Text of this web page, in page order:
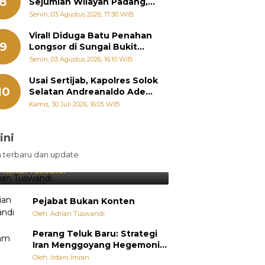
Fadly Amran Perintahkan
Senin, 03 Agustus 2026, 17:30 WIB
9
Viral! Diduga Batu Penahan
Longsor di Sungai Bukit
Nago Padang Diambil, Warga
Senin, 03 Agustus 2026, 16:10 WIB
Usai Sertijab, Kapolres Solok
Selatan Andreanaldo Ademi
Kumpulkan Ninik Mamak
Kamis, 30 Juli 2026, 16:05 WIB
terbaru dan update
Lebih Diunggulkan, tetapi
Selalu Punya Cara Membuat
Adrian Tuswandi
Pejabat Bukan Konten
Oleh: Adrian Tuswandi
Perang Teluk Baru: Strategi
Iran Menggoyang Hegemoni
AS dari Dalam
Oleh: Irdam Imran